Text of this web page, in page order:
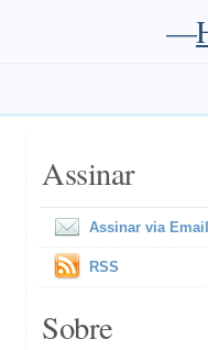
—
Assinar
Assinar via Email
RSS
Sobre